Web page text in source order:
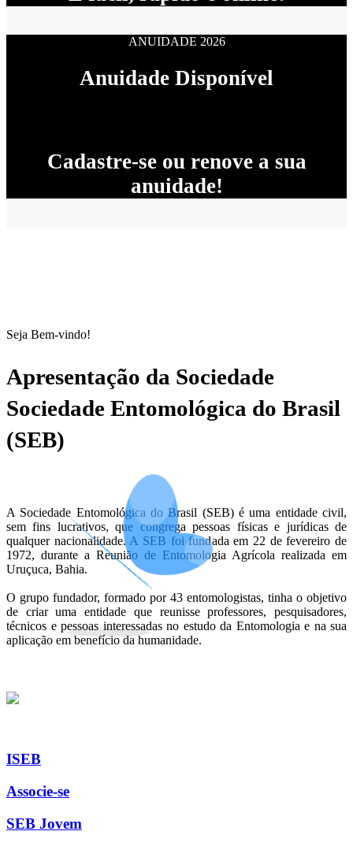
ANUIDADE 2026
Anuidade Disponível
Cadastre-se ou renove a sua
anuidade!
Seja Bem-vindo!
Apresentação da Sociedade
Sociedade Entomológica do Brasil
(SEB)
A Sociedade Entomológica do Brasil (SEB) é uma entidade civil,
sem fins lucrativos, que congrega pessoas físicas e jurídicas de
qualquer nacionalidade. A SEB foi fundada em 22 de fevereiro de
1972, durante a Reunião de Entomologia Agrícola realizada em
Uruçuca, Bahia.
O grupo fundador, formado por 43 entomologistas, tinha o objetivo
de criar uma entidade que reunisse professores, pesquisadores,
técnicos e pessoas interessadas no estudo da Entomologia e na sua
aplicação em benefício da humanidade.
ISEB
Associe-se
SEB Jovem